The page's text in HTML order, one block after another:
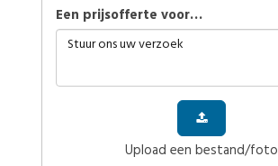
Een prijsofferte voor…
Upload een bestand/foto